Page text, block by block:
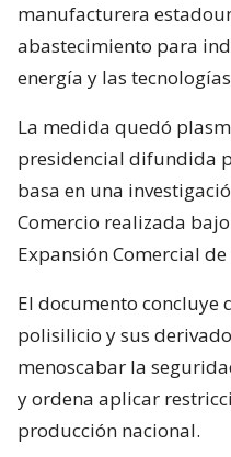
manufacturera
abastecimiento para
energía y las
La medida quedó
presidencial difundida
basa en una
Comercio realizada
Expansión Comercial de
El documento concluye
polisilicio y sus
menoscabar la
y ordena aplicar
producción nacional.